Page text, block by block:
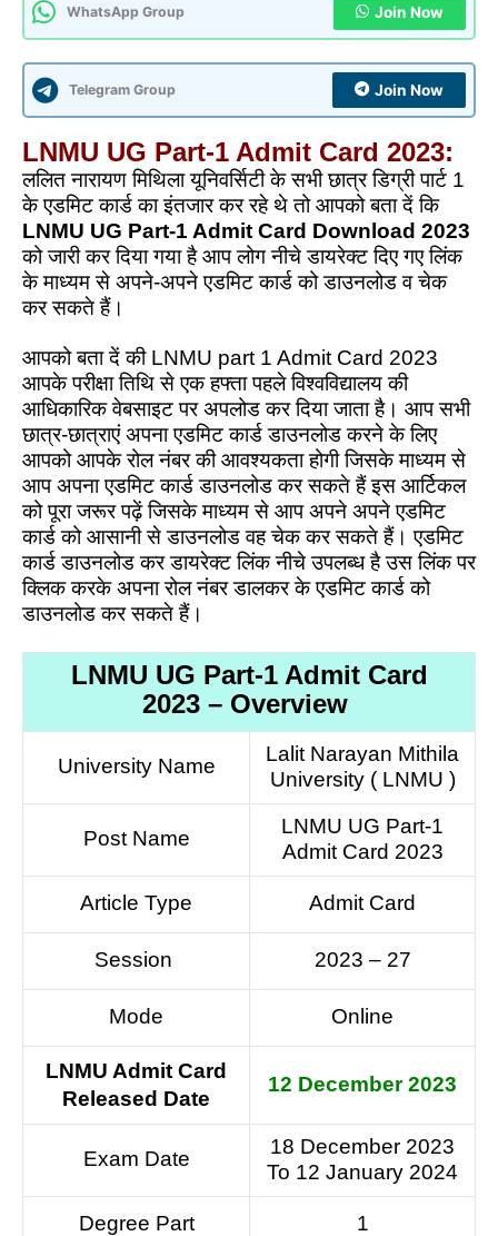
WhatsApp Group Join Now
Telegram Group Join Now
LNMU UG Part-1 Admit Card 2023:
ललित नारायण मिथिला यूनिवर्सिटी के सभी छात्र डिग्री पार्ट 1
के एडमिट कार्ड का इंतजार कर रहे थे तो आपको बता दें कि
LNMU UG Part-1 Admit Card Download 2023
को जारी कर दिया गया है आप लोग नीचे डायरेक्ट दिए गए लिंक
के माध्यम से अपने-अपने एडमिट कार्ड को डाउनलोड व चेक
कर सकते हैं।
आपको बता दें की LNMU part 1 Admit Card 2023
आपके परीक्षा तिथि से एक हफ्ता पहले विश्वविद्यालय की
आधिकारिक वेबसाइट पर अपलोड कर दिया जाता है। आप सभी
छात्र-छात्राएं अपना एडमिट कार्ड डाउनलोड करने के लिए
आपको आपके रोल नंबर की आवश्यकता होगी जिसके माध्यम से
आप अपना एडमिट कार्ड डाउनलोड कर सकते हैं इस आर्टिकल
को पूरा जरूर पढ़ें जिसके माध्यम से आप अपने अपने एडमिट
कार्ड को आसानी से डाउनलोड वह चेक कर सकते हैं। एडमिट
कार्ड डाउनलोड कर डायरेक्ट लिंक नीचे उपलब्ध है उस लिंक पर
क्लिक करके अपना रोल नंबर डालकर के एडमिट कार्ड को
डाउनलोड कर सकते हैं।
LNMU UG Part-1 Admit Card
2023 – Overview
University Name
Lalit Narayan Mithila
University ( LNMU )
Post Name
LNMU UG Part-1
Admit Card 2023
Article Type Admit Card
Session 2023 – 27
Mode Online
LNMU Admit Card
Released Date
12 December 2023
Exam Date
18 December 2023
To 12 January 2024
Degree Part 1